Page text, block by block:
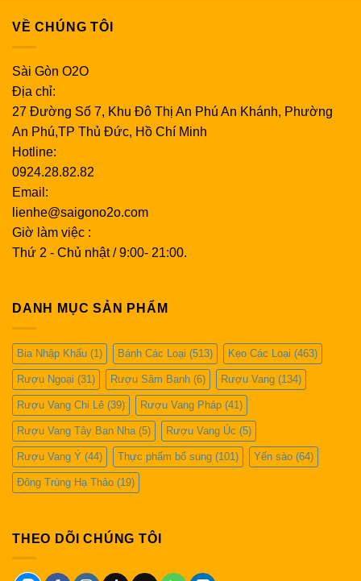
VỀ CHÚNG TÔI
Sài Gòn O2O
Địa chỉ:
27 Đường Số 7, Khu Đô Thị An Phú An Khánh, Phường
An Phú,TP Thủ Đức, Hồ Chí Minh
Hotline:
0924.28.82.82
Email:
lienhe@saigono2o.com
Giờ làm việc :
Thứ 2 - Chủ nhật / 9:00- 21:00.
DANH MỤC SẢN PHẨM
Bia Nhập Khẩu (1) Bánh Các Loại (513) Kẹo Các Loại (463)
Rượu Ngoại (31) Rượu Sâm Banh (6) Rượu Vang (134)
Rượu Vang Chi Lê (39) Rượu Vang Pháp (41)
Rượu Vang Tây Ban Nha (5) Rượu Vang Úc (5)
Rượu Vang Ý (44) Thực phẩm bổ sung (101) Yến sào (64)
Đông Trùng Hạ Thảo (19)
THEO DÕI CHÚNG TÔI